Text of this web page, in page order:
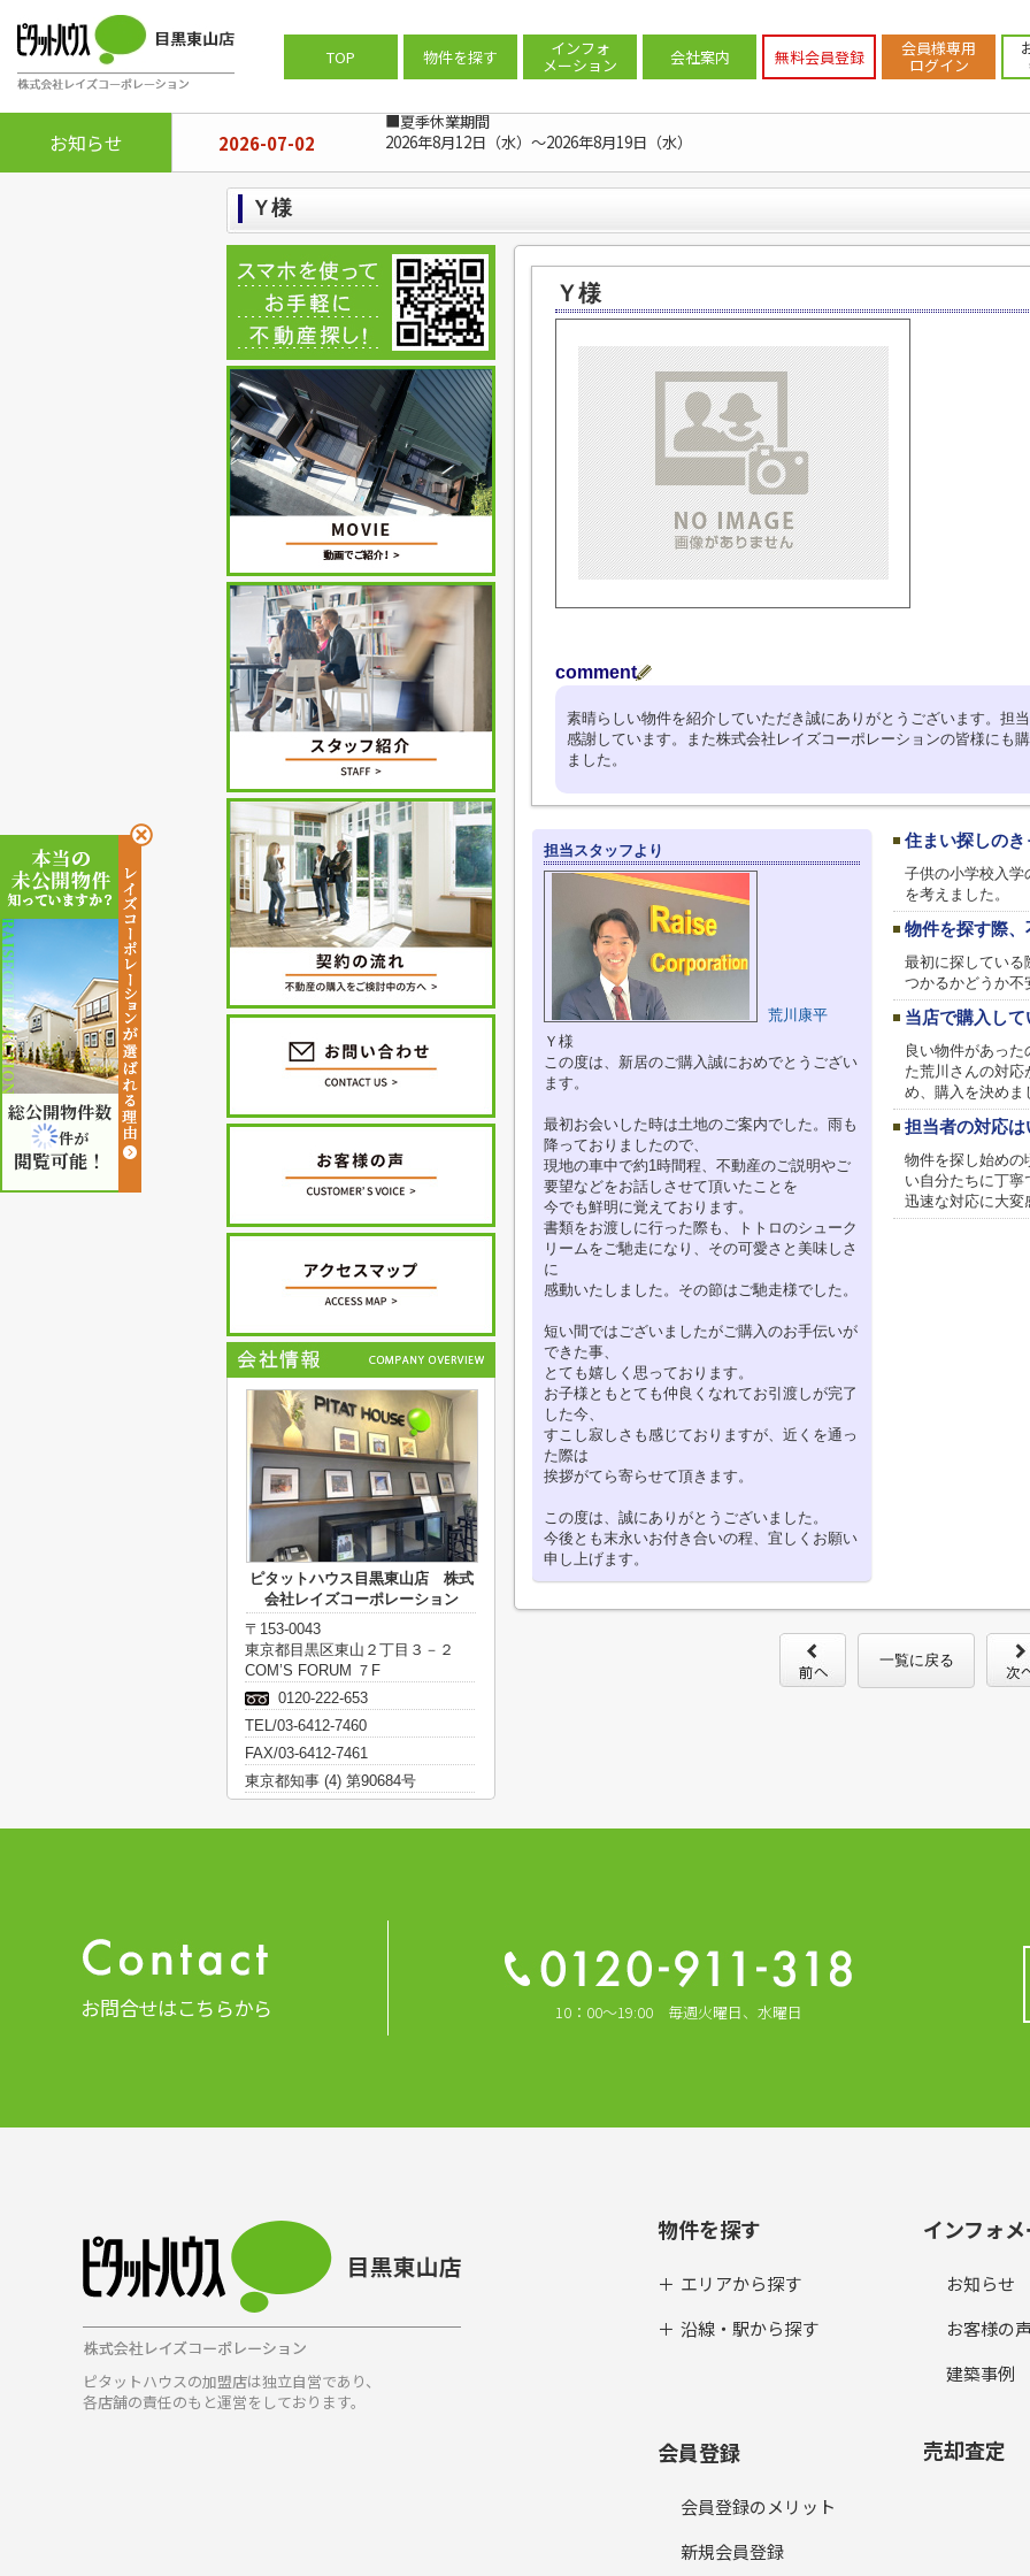
TOP 物件を探す インフォ
メーション 会社案内 無料会員登録 会員様専用
ログイン
お知らせ 2026-07-02
■夏季休業期間
2026年8月12日（水）～2026年8月19日（水）
総公開物件数
件が
閲覧可能！
Ｙ様
Ｙ様
comment
素晴らしい物件を紹介していただき誠にありがとうございます。担
感謝しています。また株式会社レイズコーポレーションの皆様にも
ました。
担当スタッフより
荒川康平
Ｙ様
この度は、新居のご購入誠におめでとうござい
ます。
最初お会いした時は土地のご案内でした。雨も
降っておりましたので、
現地の車中で約1時間程、不動産のご説明やご
要望などをお話しさせて頂いたことを
今でも鮮明に覚えております。
書類をお渡しに行った際も、トトロのシューク
リームをご馳走になり、その可愛さと美味しさ
に
感動いたしました。その節はご馳走様でした。
短い間ではございましたがご購入のお手伝いが
できた事、
とても嬉しく思っております。
お子様ともとても仲良くなれてお引渡しが完了
した今、
すこし寂しさも感じておりますが、近くを通っ
た際は
挨拶がてら寄らせて頂きます。
この度は、誠にありがとうございました。
今後とも末永いお付き合いの程、宜しくお願い
申し上げます。
住まい探しの
子供の小学校入学
を考えました。
物件を探す際
最初に探している
つかるかどうか不
当店で購入し
良い物件があっ
た荒川さんの対
め、購入を決めま
担当者の対応
物件を探し始めの
い自分たちに丁
迅速な対応に大変
一覧に戻る
ピタットハウス目黒東山店 株式
会社レイズコーポレーション
〒153-0043
東京都目黒区東山２丁目３－２
COM’S FORUM ７F
0120-222-653
TEL/03-6412-7460
FAX/03-6412-7461
東京都知事 (4) 第90684号
お問合せはこちらから 10：00～19:00 毎週火曜日、水曜日
ピタットハウスの加盟店は独立自営であり、
各店舗の責任のもと運営をしております。
物件を探す
エリアから探す
沿線・駅から探す
会員登録
会員登録のメリット
新規会員登録
インフォ
お知らせ
お客様の
建築事例
売却査定